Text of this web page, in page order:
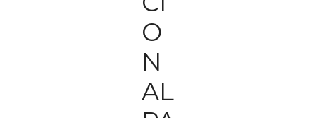
O
N
AL